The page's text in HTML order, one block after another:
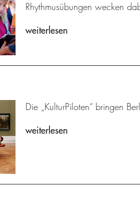
Rhythmusübungen wecken
weiterlesen
Die „KulturPiloten“ bringen
weiterlesen